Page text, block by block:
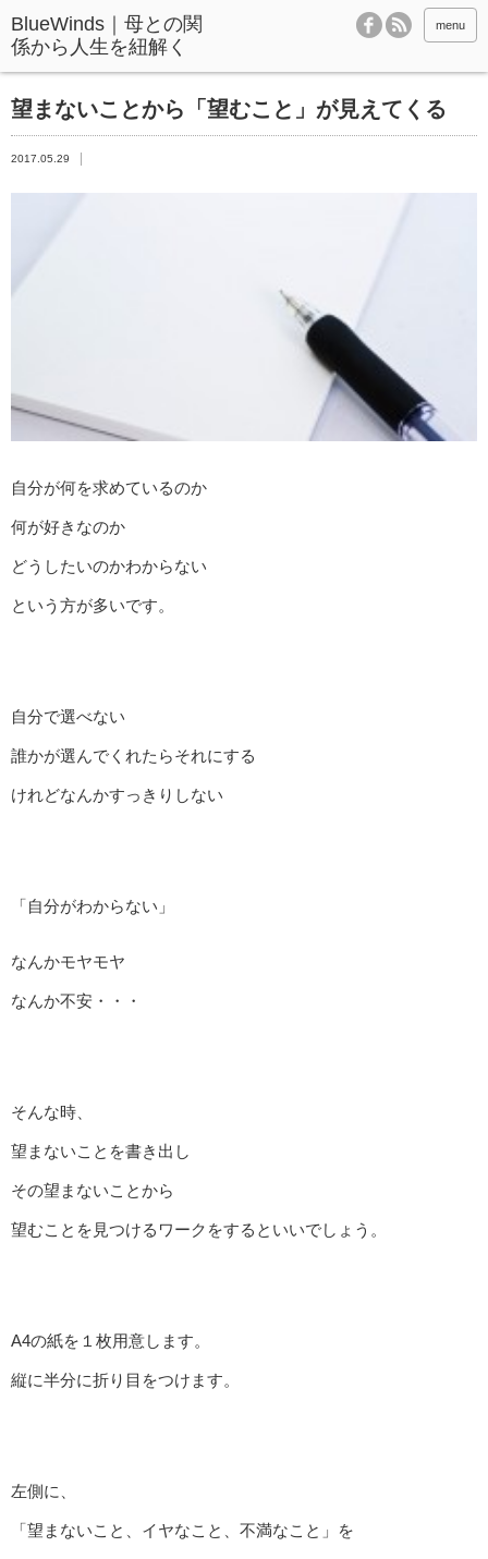
BlueWinds｜母との関
係から人生を紐解く
menu
望まないことから「望むこと」が見えてくる
2017.05.29
自分が何を求めているのか
何が好きなのか
どうしたいのかわからない
という方が多いです。
自分で選べない
誰かが選んでくれたらそれにする
けれどなんかすっきりしない
「自分がわからない」
なんかモヤモヤ
なんか不安・・・
そんな時、
望まないことを書き出し
その望まないことから
望むことを見つけるワークをするといいでしょう。
A4の紙を１枚用意します。
縦に半分に折り目をつけます。
左側に、
「望まないこと、イヤなこと、不満なこと」を